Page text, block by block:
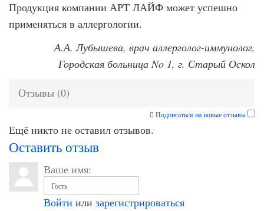
Продукция компании АРТ ЛАЙФ может успешно
применяться в аллергологии.
А.А. Лубышева, врач аллерголог-иммунолог,
Городская больница No 1, г. Старый Оскол
Отзывы (0)
Подписаться на новые отзывы
Ещё никто не оставил отзывов.
Оставить отзыв
Ваше имя:
Войти или зарегистрироваться